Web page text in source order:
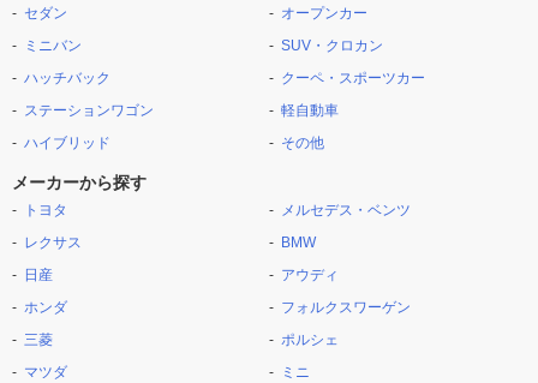
セダン
ミニバン
ハッチバック
ステーションワゴン
ハイブリッド
オープンカー
SUV・クロカン
クーペ・スポーツカー
軽自動車
その他
メーカーから探す
トヨタ
レクサス
日産
ホンダ
三菱
マツダ
メルセデス・ベンツ
BMW
アウディ
フォルクスワーゲン
ポルシェ
ミニ